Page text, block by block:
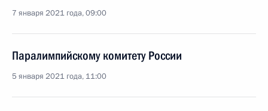
7 января 2021 года, 09:00
Паралимпийскому комитету России
5 января 2021 года, 11:00